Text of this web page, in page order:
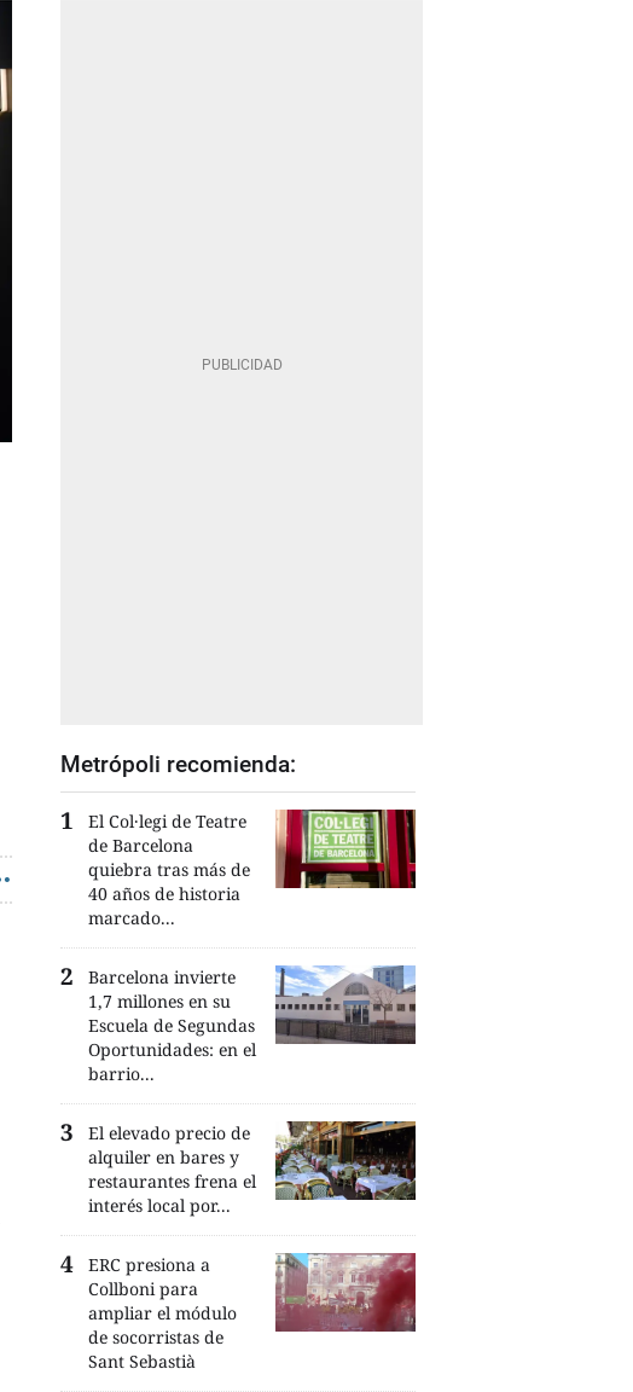
Metrópoli recomienda:
El Col·legi de Teatre
de Barcelona
quiebra tras más de
40 años de historia
marcado...
Barcelona invierte
1,7 millones en su
Escuela de Segundas
Oportunidades: en el
barrio...
El elevado precio de
alquiler en bares y
restaurantes frena el
interés local por...
ERC presiona a
Collboni para
ampliar el módulo
de socorristas de
Sant Sebastià